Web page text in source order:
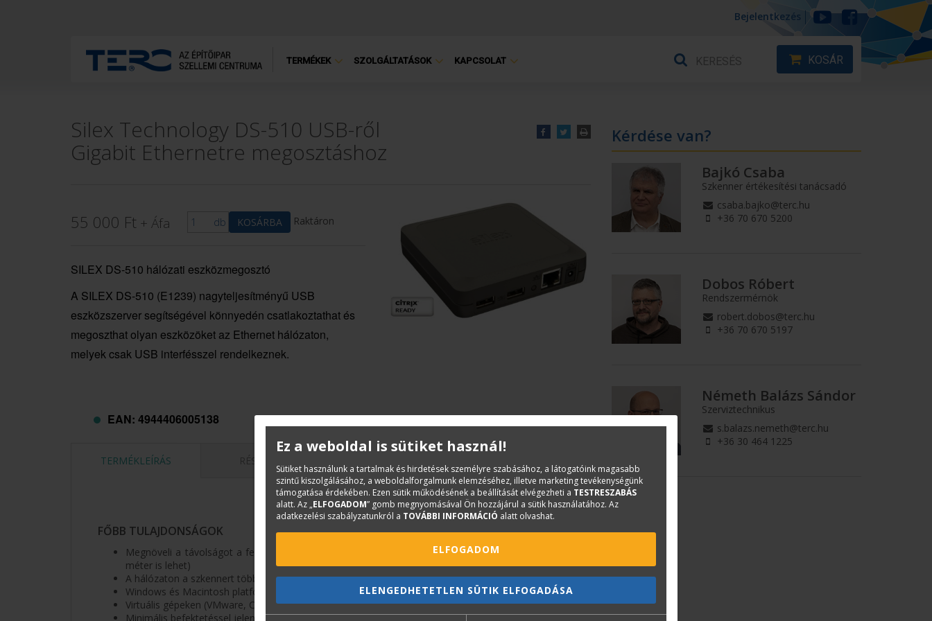
Bejelentkezés
TERMÉKEK SZOLGÁLTATÁSOK KAPCSOLAT KOSÁR
Silex Technology DS-510 USB-ről
Gigabit Ethernetre megosztáshoz
55 000 Ft + Áfa db KOSÁRBA Raktáron
SILEX DS-510 hálózati eszközmegosztó
A SILEX DS-510 (E1239) nagyteljesítményű USB
eszközszerver segítségével könnyedén csatlakoztathat és
megoszthat olyan eszközöket az Ethernet hálózaton,
melyek csak USB interfésszel rendelkeznek.
EAN: 4944406005138
TERMÉKLEÍRÁS
FŐBB TULAJDONSÁGOK
Megnöveli a távolságot a felhasználó számítógépe, valamint a szkenner között (akár több száz
méter is lehet)
A hálózaton a szkennert több felhasználó is eléri és használhatja
Windows és Macintosh platformon egyaránt használható
Virtuális gépeken (VMware, Citrix, MS Terminal Server, Hyper-V) is használható
Minimális befektetéssel jelentősen megnöveli az iroda termelékenységét
Kérdése van?
Bajkó Csaba
Szkenner értékesítési tanácsadó
csaba.bajko@terc.hu
+36 70 670 5200
Dobos Róbert
Rendszermérnök
robert.dobos@terc.hu
+36 70 670 5197
Németh Balázs Sándor
Szerviztechnikus
s.balazs.nemeth@terc.hu
+36 30 464 1225
Ez a weboldal is sütiket használ!
Sütiket használunk a tartalmak és hirdetések személyre szabásához, a látogatóink magasabb
szintű kiszolgálásához, a weboldalforgalmunk elemzéséhez, illetve marketing tevékenységünk
támogatása érdekében. Ezen sütik működésének a beállítását elvégezheti a TESTRESZABÁS
alatt. Az „ELFOGADOM” gomb megnyomásával Ön hozzájárul a sütik használatához. Az
adatkezelési szabályzatunkról a TOVÁBBI INFORMÁCIÓ alatt olvashat.
ELFOGADOM
ELENGEDHETETLEN SÜTIK ELFOGADÁSA